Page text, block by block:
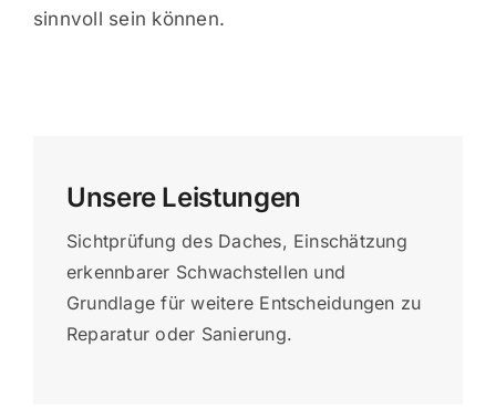
sinnvoll sein können.
Unsere Leistungen
Sichtprüfung des Daches, Einschätzung
erkennbarer Schwachstellen und
Grundlage für weitere Entscheidungen zu
Reparatur oder Sanierung.